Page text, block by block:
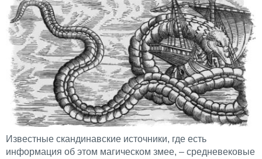
Известные скандинавские источники, где есть
информация об этом магическом змее, – средневековые